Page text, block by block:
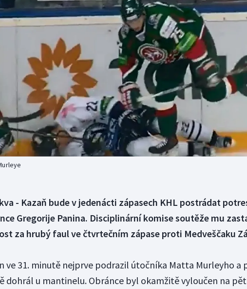
Curling
Dostihy
Florbal
Futsal
Golf
Gymnastika
Moderní pětiboj
Motorsport
Olympijské hry
Parasport
Plavání
Plážový volejbal
- Kazaň bude v jedenácti zápasech KHL postrádat
Gregorije Panina. Disciplinární komise soutěže mu
za hrubý faul ve čtvrtečním zápase proti Medveščaku
ve 31. minutě nejprve podrazil útočníka Matta Murleyho a
dohrál u mantinelu. Obránce byl okamžitě vyloučen na